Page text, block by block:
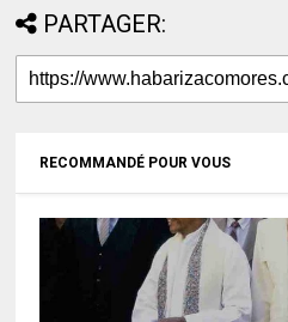
PARTAGER:
RECOMMANDÉ POUR VOUS